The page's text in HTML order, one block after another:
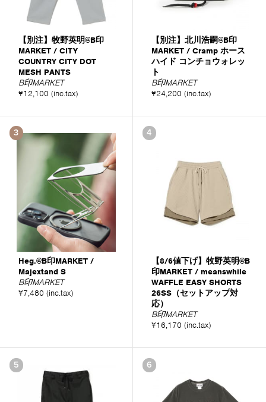
【別注】牧野英明@B印
MARKET / CITY
COUNTRY CITY DOT
MESH PANTS
B印MARKET
¥12,100 (inc.tax)
【別注】北川浩嗣@B印
MARKET / Cramp ホース
ハイド コンチョウォレッ
ト
B印MARKET
¥24,200 (inc.tax)
3
Heg.@B印MARKET /
Majextand S
B印MARKET
¥7,480 (inc.tax)
4
【8/6値下げ】牧野英明@B
印MARKET / meanswhile
WAFFLE EASY SHORTS
26SS（セットアップ対
応）
B印MARKET
¥16,170 (inc.tax)
5 6